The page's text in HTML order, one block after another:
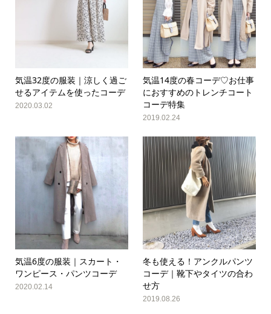
気温32度の服装｜涼しく過ご
せるアイテムを使ったコーデ
2020.03.02
気温14度の春コーデ♡お仕事
におすすめのトレンチコート
コーデ特集
2019.02.24
気温6度の服装｜スカート・
ワンピース・パンツコーデ
2020.02.14
冬も使える！アンクルパンツ
コーデ｜靴下やタイツの合わ
せ方
2019.08.26